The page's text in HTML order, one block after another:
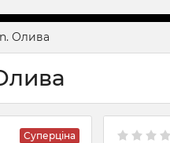
Олива
Суперціна